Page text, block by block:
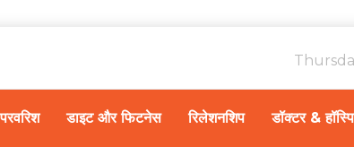
डाइट और फिटनेस रिलेशनशिप डॉक्टर &